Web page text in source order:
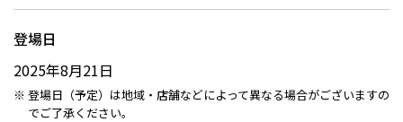
登場日
2025年8月21日
登場日（予定）は地域・店舗などによって異なる場合がございますの
でご了承ください。